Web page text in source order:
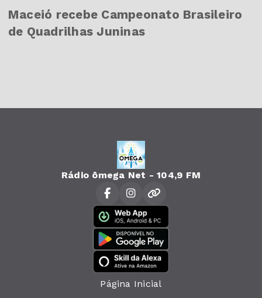
Maceió recebe Campeonato Brasileiro
de Quadrilhas Juninas
Rádio ômega Net - 104,9 FM
Página Inicial